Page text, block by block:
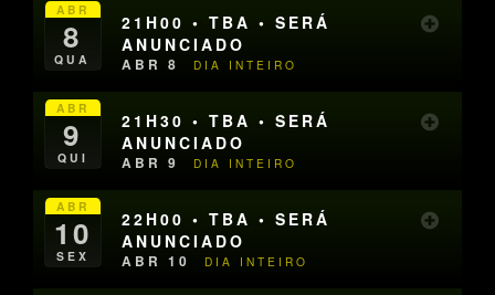
ABR
8
QUA
21H00 • TBA • SERÁ
ANUNCIADO
ABR 8 DIA INTEIRO
ABR
9
QUI
21H30 • TBA • SERÁ
ANUNCIADO
ABR 9 DIA INTEIRO
ABR
10
SEX
22H00 • TBA • SERÁ
ANUNCIADO
ABR 10 DIA INTEIRO